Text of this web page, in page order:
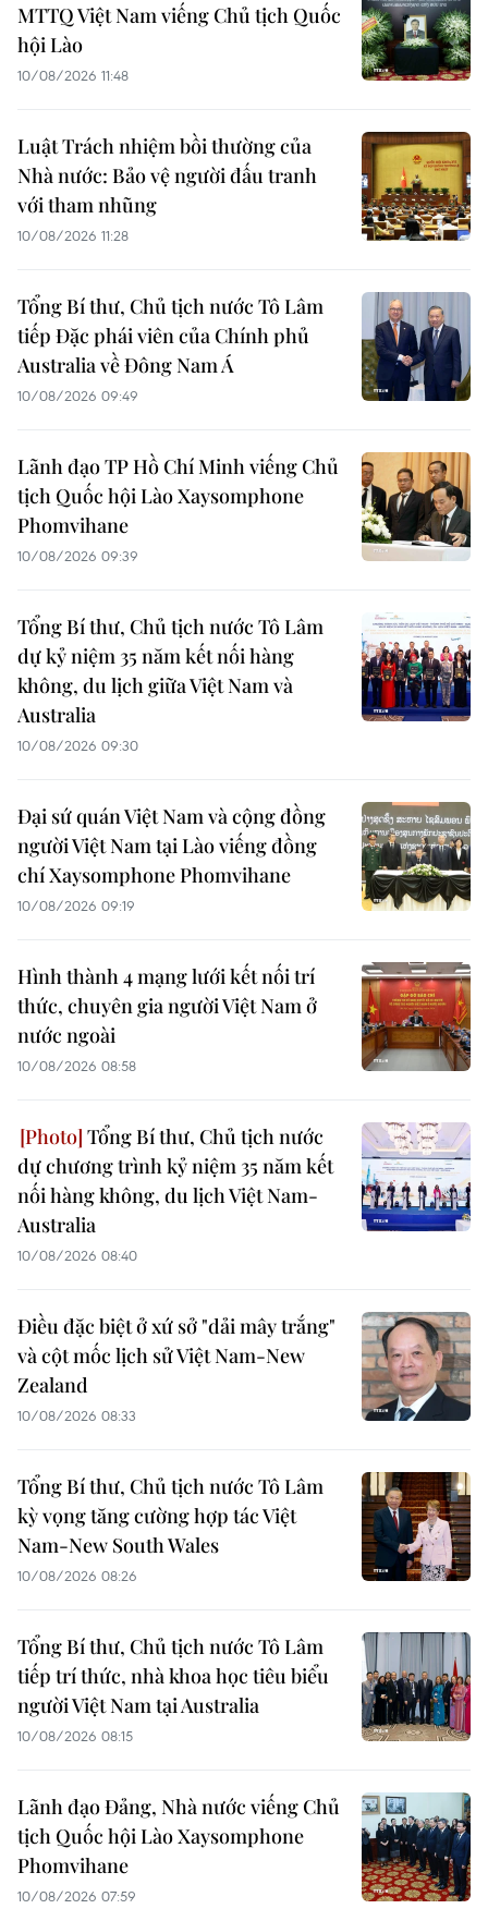
MTTQ Việt Nam viếng Chủ tịch Quốc
hội Lào
10/08/2026 11:48
Luật Trách nhiệm bồi thường của
Nhà nước: Bảo vệ người đấu tranh
với tham nhũng
10/08/2026 11:28
Tổng Bí thư, Chủ tịch nước Tô Lâm
tiếp Đặc phái viên của Chính phủ
Australia về Đông Nam Á
10/08/2026 09:49
Lãnh đạo TP Hồ Chí Minh viếng Chủ
tịch Quốc hội Lào Xaysomphone
Phomvihane
10/08/2026 09:39
Tổng Bí thư, Chủ tịch nước Tô Lâm
dự kỷ niệm 35 năm kết nối hàng
không, du lịch giữa Việt Nam và
Australia
10/08/2026 09:30
Đại sứ quán Việt Nam và cộng đồng
người Việt Nam tại Lào viếng đồng
chí Xaysomphone Phomvihane
10/08/2026 09:19
Hình thành 4 mạng lưới kết nối trí
thức, chuyên gia người Việt Nam ở
nước ngoài
10/08/2026 08:58
Tổng Bí thư, Chủ tịch nước
dự chương trình kỷ niệm 35 năm kết
nối hàng không, du lịch Việt Nam-
Australia
10/08/2026 08:40
Điều đặc biệt ở xứ sở "dải mây trắng"
và cột mốc lịch sử Việt Nam-New
Zealand
10/08/2026 08:33
Tổng Bí thư, Chủ tịch nước Tô Lâm
kỳ vọng tăng cường hợp tác Việt
Nam-New South Wales
10/08/2026 08:26
Tổng Bí thư, Chủ tịch nước Tô Lâm
tiếp trí thức, nhà khoa học tiêu biểu
người Việt Nam tại Australia
10/08/2026 08:15
Lãnh đạo Đảng, Nhà nước viếng Chủ
tịch Quốc hội Lào Xaysomphone
Phomvihane
10/08/2026 07:59